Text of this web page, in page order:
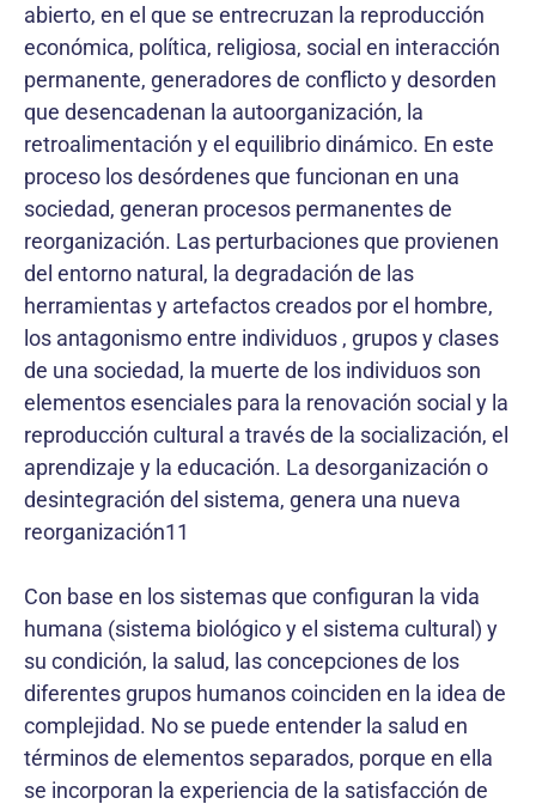
abierto, en el que se entrecruzan la reproducción
económica, política, religiosa, social en interacción
permanente, generadores de conflicto y desorden
que desencadenan la autoorganización, la
retroalimentación y el equilibrio dinámico. En este
proceso los desórdenes que funcionan en una
sociedad, generan procesos permanentes de
reorganización. Las perturbaciones que provienen
del entorno natural, la degradación de las
herramientas y artefactos creados por el hombre,
los antagonismo entre individuos , grupos y clases
de una sociedad, la muerte de los individuos son
elementos esenciales para la renovación social y la
reproducción cultural a través de la socialización, el
aprendizaje y la educación. La desorganización o
desintegración del sistema, genera una nueva
reorganización11
Con base en los sistemas que configuran la vida
humana (sistema biológico y el sistema cultural) y
su condición, la salud, las concepciones de los
diferentes grupos humanos coinciden en la idea de
complejidad. No se puede entender la salud en
términos de elementos separados, porque en ella
se incorporan la experiencia de la satisfacción de